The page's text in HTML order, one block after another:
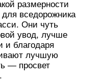
размерности
вседорожника
Они чуть
увод, лучше
и благодаря
лучшую
— просвет